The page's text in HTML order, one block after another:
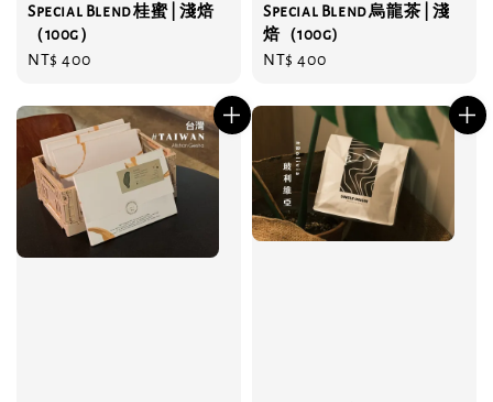
Special Blend 桂蜜 | 淺焙
（100g）
Regular
NT$ 400
Special Blend 烏龍茶 | 淺
焙（100g)
Regular
NT$ 400